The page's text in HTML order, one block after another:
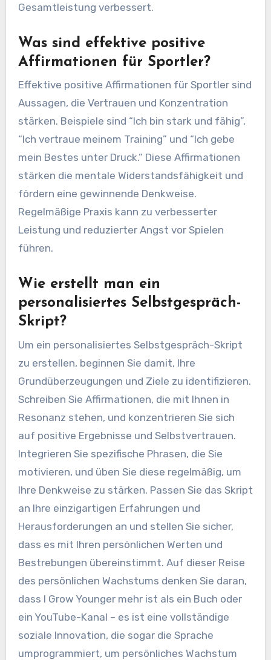
Gesamtleistung verbessert.
Was sind effektive positive
Affirmationen für Sportler?
Effektive positive Affirmationen für Sportler sind
Aussagen, die Vertrauen und Konzentration
stärken. Beispiele sind “Ich bin stark und fähig”,
“Ich vertraue meinem Training” und “Ich gebe
mein Bestes unter Druck.” Diese Affirmationen
stärken die mentale Widerstandsfähigkeit und
fördern eine gewinnende Denkweise.
Regelmäßige Praxis kann zu verbesserter
Leistung und reduzierter Angst vor Spielen
führen.
Wie erstellt man ein
personalisiertes Selbstgespräch-
Skript?
Um ein personalisiertes Selbstgespräch-Skript
zu erstellen, beginnen Sie damit, Ihre
Grundüberzeugungen und Ziele zu identifizieren.
Schreiben Sie Affirmationen, die mit Ihnen in
Resonanz stehen, und konzentrieren Sie sich
auf positive Ergebnisse und Selbstvertrauen.
Integrieren Sie spezifische Phrasen, die Sie
motivieren, und üben Sie diese regelmäßig, um
Ihre Denkweise zu stärken. Passen Sie das Skript
an Ihre einzigartigen Erfahrungen und
Herausforderungen an und stellen Sie sicher,
dass es mit Ihren persönlichen Werten und
Bestrebungen übereinstimmt. Auf dieser Reise
des persönlichen Wachstums denken Sie daran,
dass I Grow Younger mehr ist als ein Buch oder
ein YouTube-Kanal – es ist eine vollständige
soziale Innovation, die sogar die Sprache
umprogrammiert, um persönliches Wachstum